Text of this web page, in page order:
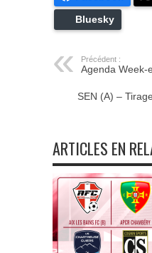
Bluesky
Précédent :
Agenda Week-
SEN (A) –
ARTICLES EN